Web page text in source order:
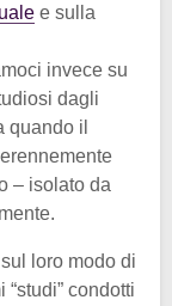
e sulla
invece su
dagli
quando il
– isolato da
loro modo di
condotti